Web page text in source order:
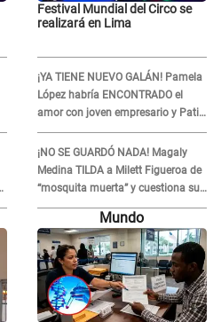
Festival Mundial del Circo se
realizará en Lima
¡YA TIENE NUEVO GALÁN! Pamela
López habría ENCONTRADO el
amor con joven empresario y Pati
Lorena la ECHA en VIVO
¡NO SE GUARDÓ NADA! Magaly
Medina TILDA a Milett Figueroa de
“mosquita muerta” y cuestiona su
RECONCILIACIÓN con Marcelo
Tinelli en TV argentina
Mundo